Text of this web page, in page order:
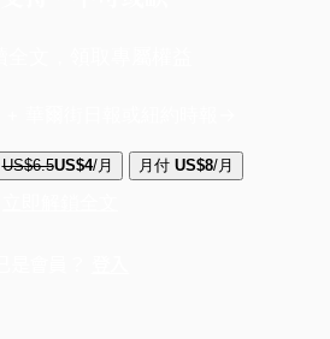
US$6.5US$4/月 月付 US$8/月